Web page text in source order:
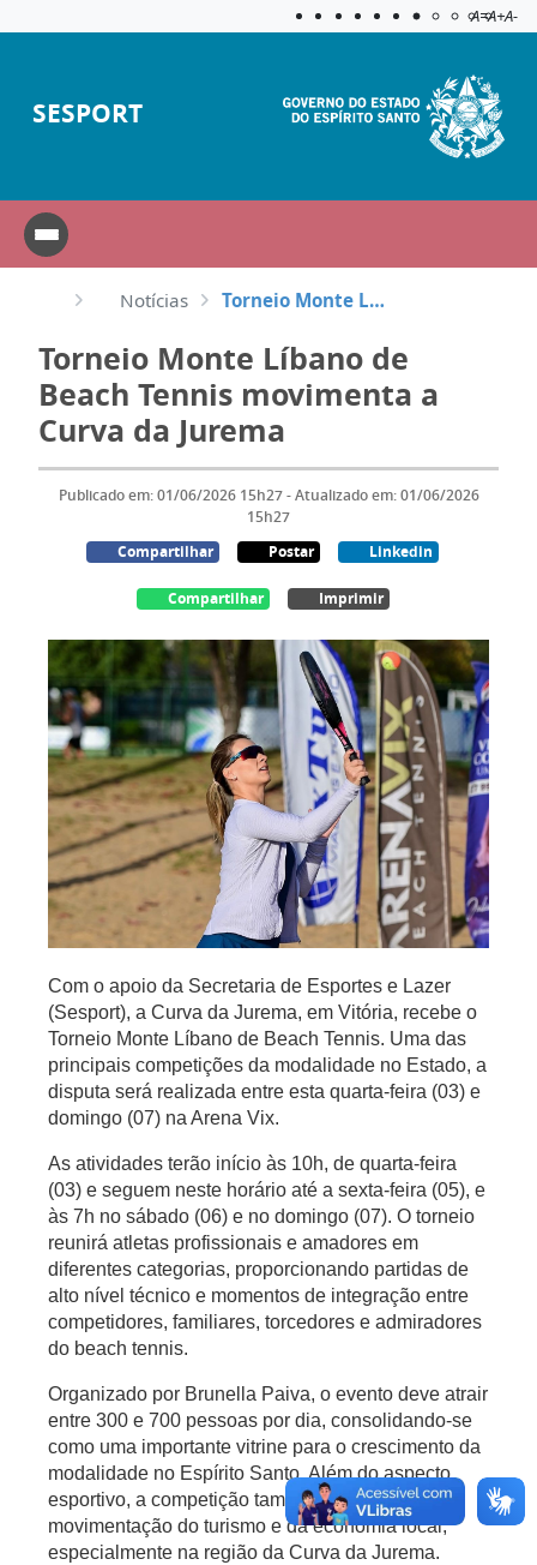
Aplicar
A=A+A-
SESPORT
Notícias Torneio Monte Líbano de Beach Tennis movimenta a Curva da Jurema
Torneio Monte Líbano de
Beach Tennis movimenta a
Curva da Jurema
Publicado em: 01/06/2026 15h27 - Atualizado em: 01/06/2026
15h27
Compartilhar
Postar Linkedin
Compartilhar Imprimir
Com o apoio da Secretaria de Esportes e Lazer
(Sesport), a Curva da Jurema, em Vitória, recebe o
Torneio Monte Líbano de Beach Tennis. Uma das
principais competições da modalidade no Estado, a
disputa será realizada entre esta quarta-feira (03) e
domingo (07) na Arena Vix.
As atividades terão início às 10h, de quarta-feira
(03) e seguem neste horário até a sexta-feira (05), e
às 7h no sábado (06) e no domingo (07). O torneio
reunirá atletas profissionais e amadores em
diferentes categorias, proporcionando partidas de
alto nível técnico e momentos de integração entre
competidores, familiares, torcedores e admiradores
do beach tennis.
Organizado por Brunella Paiva, o evento deve atrair
entre 300 e 700 pessoas por dia, consolidando-se
como uma importante vitrine para o crescimento da
modalidade no Espírito Santo. Além do aspecto
esportivo, a competição também contribui para a
movimentação do turismo e da economia local,
especialmente na região da Curva da Jurema.